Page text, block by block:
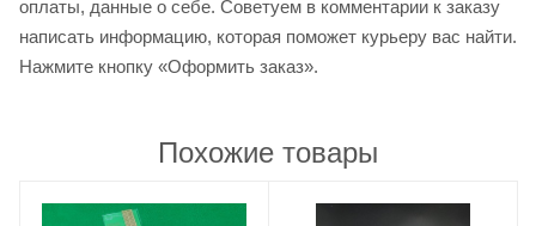
оплаты, данные о себе. Советуем в комментарии к заказу
написать информацию, которая поможет курьеру вас найти.
Нажмите кнопку «Оформить заказ».
Похожие товары